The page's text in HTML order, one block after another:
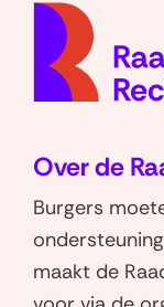
Over de
Burgers
maakt de